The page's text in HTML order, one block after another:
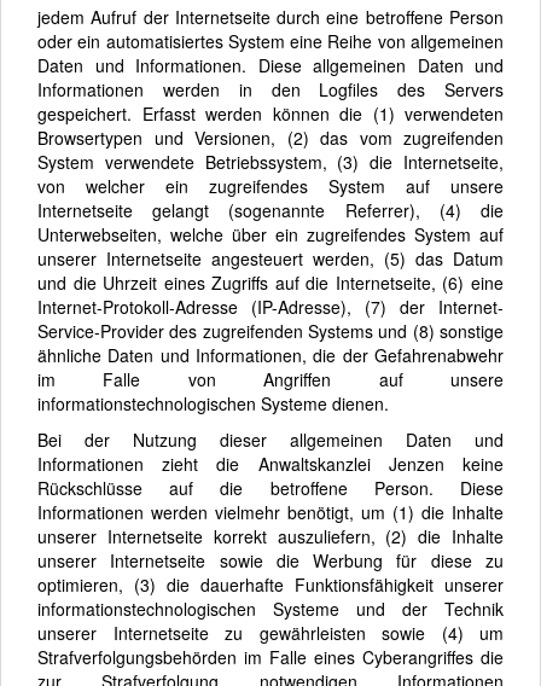
jedem Aufruf der Internetseite durch eine betroffene Person
oder ein automatisiertes System eine Reihe von allgemeinen
Daten und Informationen. Diese allgemeinen Daten und
Informationen werden in den Logfiles des Servers
gespeichert. Erfasst werden können die (1) verwendeten
Browsertypen und Versionen, (2) das vom zugreifenden
System verwendete Betriebssystem, (3) die Internetseite,
von welcher ein zugreifendes System auf unsere
Internetseite gelangt (sogenannte Referrer), (4) die
Unterwebseiten, welche über ein zugreifendes System auf
unserer Internetseite angesteuert werden, (5) das Datum
und die Uhrzeit eines Zugriffs auf die Internetseite, (6) eine
Internet-Protokoll-Adresse (IP-Adresse), (7) der Internet-
Service-Provider des zugreifenden Systems und (8) sonstige
ähnliche Daten und Informationen, die der Gefahrenabwehr
im Falle von Angriffen auf unsere
informationstechnologischen Systeme dienen.
Bei der Nutzung dieser allgemeinen Daten und
Informationen zieht die Anwaltskanzlei Jenzen keine
Rückschlüsse auf die betroffene Person. Diese
Informationen werden vielmehr benötigt, um (1) die Inhalte
unserer Internetseite korrekt auszuliefern, (2) die Inhalte
unserer Internetseite sowie die Werbung für diese zu
optimieren, (3) die dauerhafte Funktionsfähigkeit unserer
informationstechnologischen Systeme und der Technik
unserer Internetseite zu gewährleisten sowie (4) um
Strafverfolgungsbehörden im Falle eines Cyberangriffes die
zur Strafverfolgung notwendigen Informationen